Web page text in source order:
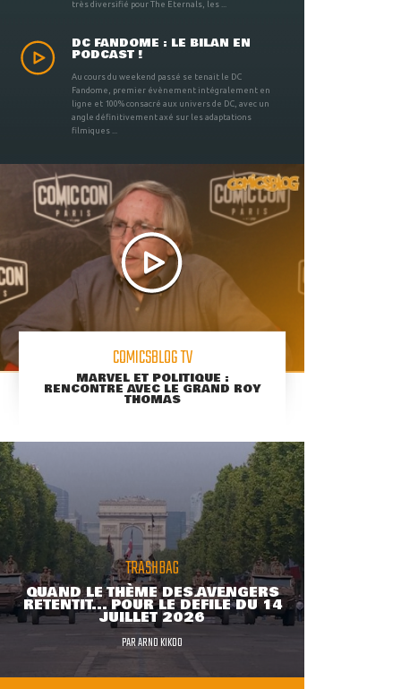
très diversifié pour The Eternals, les ...
DC FANDOME : LE BILAN EN
PODCAST !
Au cours du weekend passé se tenait le DC
Fandome, premier évènement intégralement en
ligne et 100% consacré aux univers de DC, avec un
angle définitivement axé sur les adaptations
filmiques ...
COMICSBLOG TV
MARVEL ET POLITIQUE :
RENCONTRE AVEC LE GRAND ROY
THOMAS
TRASHBAG
QUAND LE THÈME DES AVENGERS
RETENTIT... POUR LE DÉFILÉ DU 14
JUILLET 2026
PARARNO KIKOO